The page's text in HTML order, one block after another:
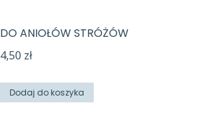
DO ANIOŁÓW STRÓŻÓW
4,50 zł
Dodaj do koszyka